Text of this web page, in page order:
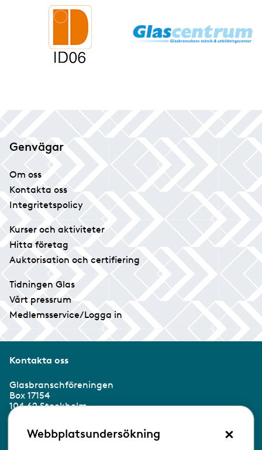
Genvägar
Om oss
Kontakta oss
Integritetspolicy
Kurser och aktiviteter
Hitta företag
Auktorisation och certifiering
Tidningen Glas
Vårt pressrum
Medlemsservice/Logga in
Kontakta oss
Glasbranschföreningen
Box 17154
104 62 Stockholm
Besöksadress:
Ringvägen 100
Webbplatsundersökning ×